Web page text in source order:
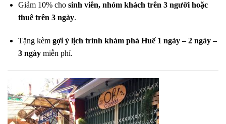
Giảm 10% cho sinh viên, nhóm khách trên 3 người hoặc
thuê trên 3 ngày.
Tặng kèm gợi ý lịch trình khám phá Huế 1 ngày – 2 ngày –
3 ngàymiễn phí.